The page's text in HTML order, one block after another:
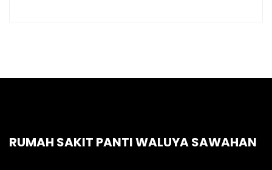
RUMAH SAKIT PANTI WALUYA SAWAHAN